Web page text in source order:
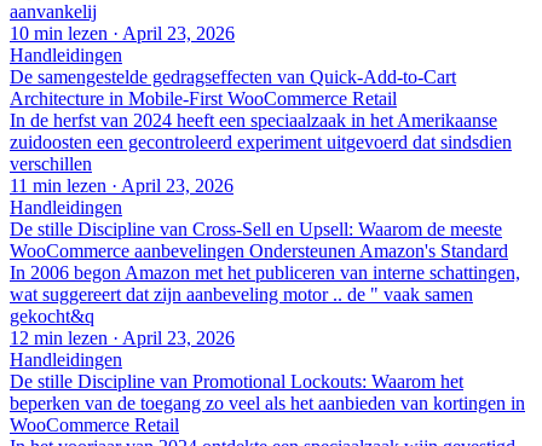
aanvankelij
10 min lezen · April 23, 2026
Handleidingen
De samengestelde gedragseffecten van Quick-Add-to-Cart
Architecture in Mobile-First WooCommerce Retail
In de herfst van 2024 heeft een speciaalzaak in het Amerikaanse
zuidoosten een gecontroleerd experiment uitgevoerd dat sindsdien
verschillen
11 min lezen · April 23, 2026
Handleidingen
De stille Discipline van Cross-Sell en Upsell: Waarom de meeste
WooCommerce aanbevelingen Ondersteunen Amazon's Standard
In 2006 begon Amazon met het publiceren van interne schattingen,
wat suggereert dat zijn aanbeveling motor .. de " vaak samen
gekocht&q
12 min lezen · April 23, 2026
Handleidingen
De stille Discipline van Promotional Lockouts: Waarom het
beperken van de toegang zo veel als het aanbieden van kortingen in
WooCommerce Retail